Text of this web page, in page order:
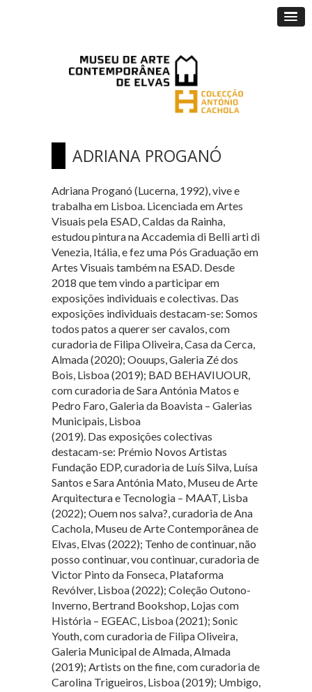
ADRIANA PROGANÓ
Adriana Proganó (Lucerna, 1992), vive e
trabalha em Lisboa. Licenciada em Artes
Visuais pela ESAD, Caldas da Rainha,
estudou pintura na Accademia di Belli arti di
Venezia, Itália, e fez uma Pós Graduação em
Artes Visuais também na ESAD. Desde
2018 que tem vindo a participar em
exposições individuais e colectivas. Das
exposições individuais destacam-se: Somos
todos patos a querer ser cavalos, com
curadoria de Filipa Oliveira, Casa da Cerca,
Almada (2020); Oouups, Galeria Zé dos
Bois, Lisboa (2019); BAD BEHAVIUOUR,
com curadoria de Sara Antónia Matos e
Pedro Faro, Galeria da Boavista – Galerias
Municipais, Lisboa
(2019). Das exposições colectivas
destacam-se: Prémio Novos Artistas
Fundação EDP, curadoria de Luís Silva, Luísa
Santos e Sara Antónia Mato, Museu de Arte
Arquitectura e Tecnologia – MAAT, Lisba
(2022); Ouem nos salva?, curadoria de Ana
Cachola, Museu de Arte Contemporânea de
Elvas, Elvas (2022); Tenho de continuar, não
posso continuar, vou continuar, curadoria de
Victor Pinto da Fonseca, Plataforma
Revólver, Lisboa (2022); Coleção Outono-
Inverno, Bertrand Bookshop, Lojas com
História – EGEAC, Lisboa (2021); Sonic
Youth, com curadoria de Filipa Oliveira,
Galeria Municipal de Almada, Almada
(2019); Artists on the fine, com curadoria de
Carolina Trigueiros, Lisboa (2019); Umbigo,